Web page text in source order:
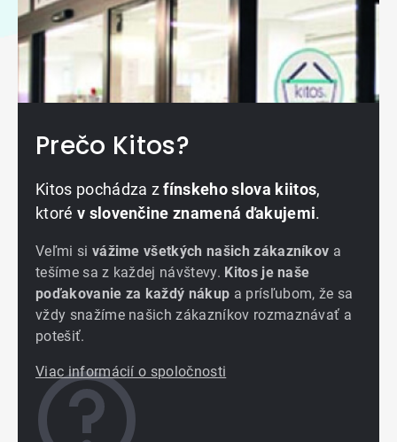
Prečo Kitos?
Kitos pochádza zfínskeho slova kiitos,
ktoré v slovenčine znamená ďakujemi.
Veľmi si vážime všetkých našich zákazníkov a
tešíme sa z každej návštevy. Kitos je naše
poďakovanie za každý nákup a prísľubom, že sa
vždy snažíme našich zákazníkov rozmaznávať a
potešiť.
Viac informácií o spoločnosti